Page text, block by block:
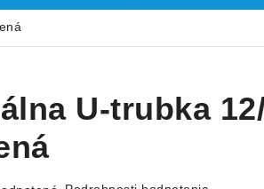
U-trubka